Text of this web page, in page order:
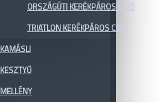
ORSZÁGÚTI KERÉKPÁROS CIPŐ
TRIATLON KERÉKPÁROS CIPŐ
KAMÁSLI
KESZTYŰ
MELLÉNY